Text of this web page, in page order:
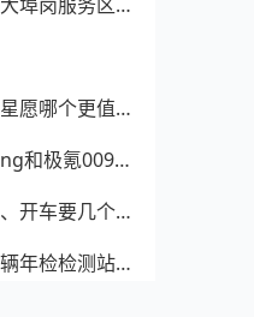
五菱缤果、海鸥和吉利星愿哪个更值得买？性价比、配置对比
至境世家、福特Mustang和极氪009哪个更值得买？性价比、配置对比
从淮南到十堰多少公里、开车要几个小时？过路费、油费等
柳州三江侗族自治县车辆年检检测站地址、电话、上班时间